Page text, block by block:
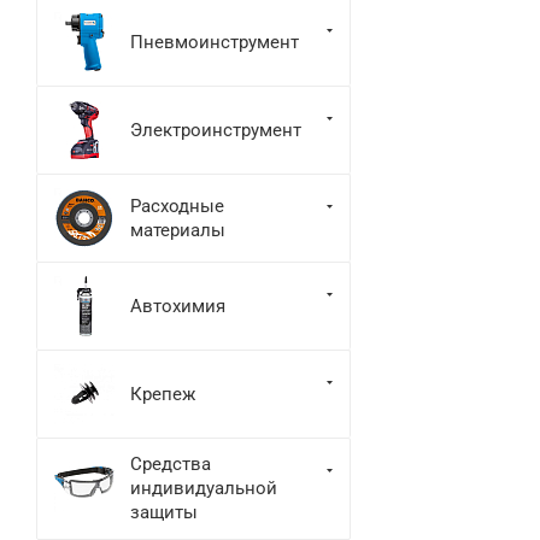
Пневмоинструмент
Электроинструмент
Расходные
материалы
Автохимия
Крепеж
Средства
индивидуальной
защиты